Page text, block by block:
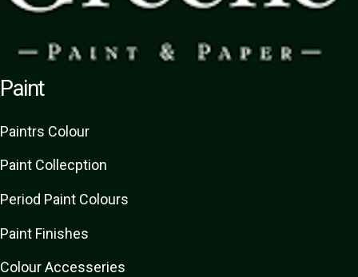
Paint
Paintrs Colour
Paint Collecption
Period Paint Colours
Paint Finishes
Colour Accesseries